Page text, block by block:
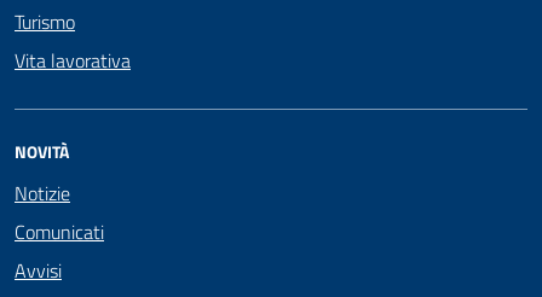
Turismo
Vita lavorativa
NOVITÀ
Notizie
Comunicati
Avvisi